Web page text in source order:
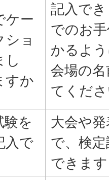
ケー
ショ
し
すか
記入で
でのお
かるよ
会場の
てくだ
験を
入で
大会や
で、検
できます